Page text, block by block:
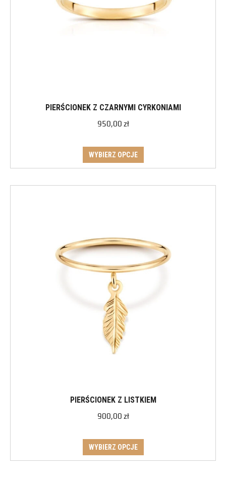
PIERŚCIONEK Z CZARNYMI CYRKONIAMI
950,00 zł
WYBIERZ OPCJE
PIERŚCIONEK Z LISTKIEM
900,00 zł
WYBIERZ OPCJE